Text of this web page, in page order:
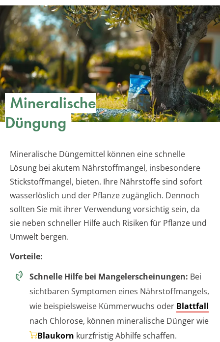
Mineralische
Düngung
Mineralische Düngemittel können eine schnelle
Lösung bei akutem Nährstoffmangel, insbesondere
Stickstoffmangel, bieten. Ihre Nährstoffe sind sofort
wasserlöslich und der Pflanze zugänglich. Dennoch
sollten Sie mit ihrer Verwendung vorsichtig sein, da
sie neben schneller Hilfe auch Risiken für Pflanze und
Umwelt bergen.
Vorteile:
Schnelle Hilfe bei Mangelerscheinungen: Bei
sichtbaren Symptomen eines Nährstoffmangels,
wie beispielsweise Kümmerwuchs oder Blattfall
nach Chlorose, können mineralische Dünger wie
Blaukorn kurzfristig Abhilfe schaffen.